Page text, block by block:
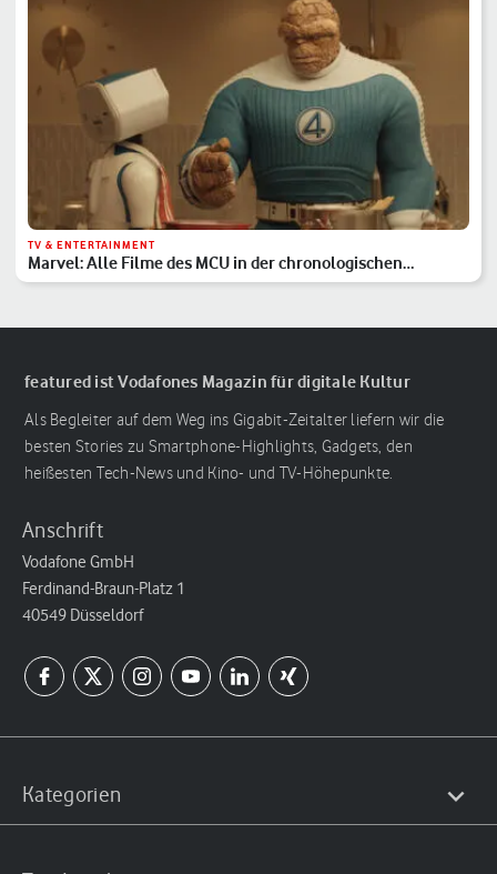
TV & ENTERTAINMENT
Marvel: Alle Filme des MCU in der chronologischen
Reihenfolge
featured ist Vodafones Magazin für digitale Kultur
Als Begleiter auf dem Weg ins Gigabit-Zeitalter liefern wir die
besten Stories zu Smartphone-Highlights, Gadgets, den
heißesten Tech-News und Kino- und TV-Höhepunkte.
Anschrift
Vodafone GmbH
Ferdinand-Braun-Platz 1
40549 Düsseldorf
Kategorien